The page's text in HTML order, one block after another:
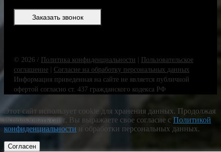
Заказать звонок
© 2026 / Политика конфиденциальности | Пользовательское
соглашение | Согласие на обработку персональных данных
Информация приведенная на сайте не является публичной
офертой согласно ст. 437 гражданского кодекса РФ
Этот сайт использует cookie для хранения данных. Продолжая
использовать сайт, Вы выражаете свое согласие с Политикой
конфиденциальности и обработки персональных данных.
Согласен